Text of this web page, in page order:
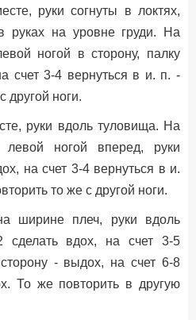
руки согнуты в локтях,
руках на уровне груди. На
ногой в сторону, палку
счет 3-4 вернуться в и. п. -
другой ноги.
руки вдоль туловища. На
ногой вперед, руки
на счет 3-4 вернуться в и.
то же с другой ноги.
ширине плеч, руки вдоль
сделать вдох, на счет 3-5
- выдох, на счет 6-8
То же повторить в другую